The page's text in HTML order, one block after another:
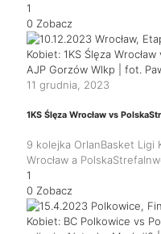
1
0 Zobacz
11 grudnia, 2023
1KS Ślęza Wrocław vs
9 kolejka OrlanBasket Ligi
Wrocław a
1
0 Zobacz